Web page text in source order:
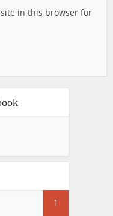
in this browser for
1